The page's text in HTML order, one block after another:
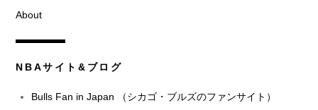
About
NBAサイト&ブログ
Bulls Fan in Japan （シカゴ・ブルズのファンサイト）